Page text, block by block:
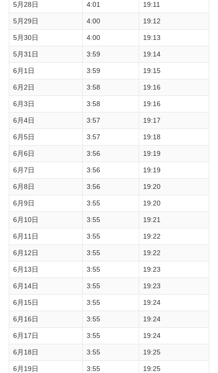
5月28日 4:01 19:11
5月29日 4:00 19:12
5月30日 4:00 19:13
5月31日 3:59 19:14
6月1日 3:59 19:15
6月2日 3:58 19:16
6月3日 3:58 19:16
6月4日 3:57 19:17
6月5日 3:57 19:18
6月6日 3:56 19:19
6月7日 3:56 19:19
6月8日 3:56 19:20
6月9日 3:55 19:20
6月10日 3:55 19:21
6月11日 3:55 19:22
6月12日 3:55 19:22
6月13日 3:55 19:23
6月14日 3:55 19:23
6月15日 3:55 19:24
6月16日 3:55 19:24
6月17日 3:55 19:24
6月18日 3:55 19:25
6月19日 3:55 19:25